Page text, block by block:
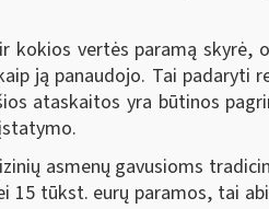
kokios vertės paramą skyrė,
ją panaudojo. Tai padaryti
ataskaitos yra būtinos
asmenų gavusioms
15 tūkst. eurų paramos, tai